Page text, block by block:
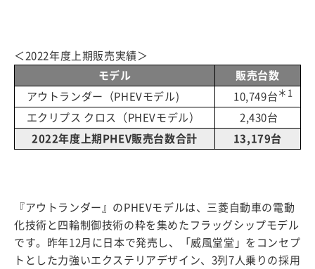
＜2022年度上期販売実績＞
モデル
販売台数
アウトランダー（PHEVモデル)
10,749台 ＊1
エクリプス クロス（PHEVモデル）
2,430台
2022年度上期PHEV販売台数合計
13,179台
『アウトランダー』のPHEVモデルは、三菱自動車の電動
化技術と四輪制御技術の粋を集めたフラッグシップモデル
です。昨年12月に日本で発売し、「威風堂堂」をコンセプ
トとした力強いエクステリアデザイン、3列7人乗りの採用